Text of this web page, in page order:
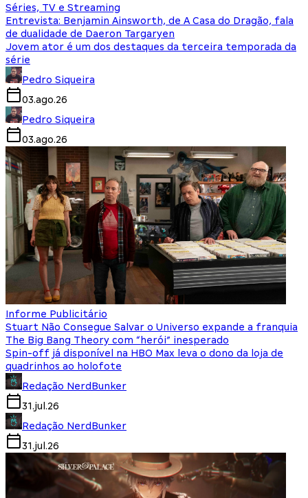
Séries, TV e Streaming
Entrevista: Benjamin Ainsworth, de A Casa do Dragão, fala
de dualidade de Daeron Targaryen
Jovem ator é um dos destaques da terceira temporada da
série
Pedro Siqueira
03.ago.26
Pedro Siqueira
03.ago.26
Informe Publicitário
Stuart Não Consegue Salvar o Universo expande a franquia
The Big Bang Theory com “herói” inesperado
Spin-off já disponível na HBO Max leva o dono da loja de
quadrinhos ao holofote
Redação NerdBunker
31.jul.26
Redação NerdBunker
31.jul.26